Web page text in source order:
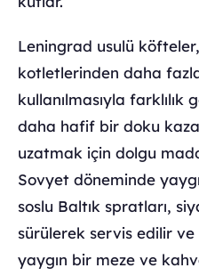
Leningrad usulü
kotletlerinden daha fazla
kullanılmasıyla
daha hafif bir doku
uzatmak için dolgu
Sovyet döneminde
soslu Baltık spratları,
sürülerek servis edilir
yaygın bir meze ve